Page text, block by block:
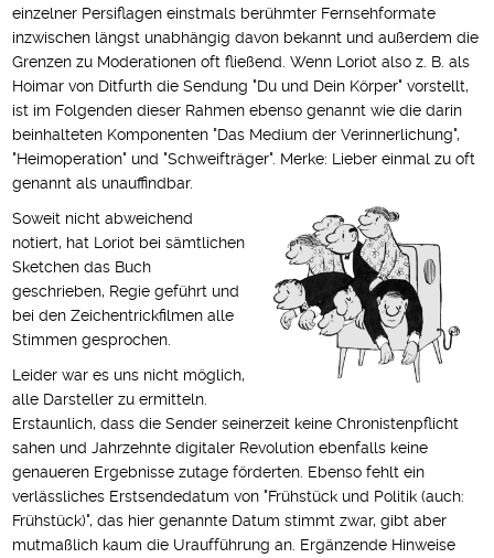
einzelner Persiflagen einstmals berühmter Fernsehformate
inzwischen längst unabhängig davon bekannt und außerdem die
Grenzen zu Moderationen oft fließend. Wenn Loriot also z. B. als
Hoimar von Ditfurth die Sendung "Du und Dein Körper" vorstellt,
ist im Folgenden dieser Rahmen ebenso genannt wie die darin
beinhalteten Komponenten "Das Medium der Verinnerlichung",
"Heimoperation" und "Schweifträger". Merke: Lieber einmal zu oft
genannt als unauffindbar.
Soweit nicht abweichend
notiert, hat Loriot bei sämtlichen
Sketchen das Buch
geschrieben, Regie geführt und
bei den Zeichentrickfilmen alle
Stimmen gesprochen.
Leider war es uns nicht möglich,
alle Darsteller zu ermitteln.
Erstaunlich, dass die Sender seinerzeit keine Chronistenpflicht
sahen und Jahrzehnte digitaler Revolution ebenfalls keine
genaueren Ergebnisse zutage förderten. Ebenso fehlt ein
verlässliches Erstsendedatum von "Frühstück und Politik (auch:
Frühstück)", das hier genannte Datum stimmt zwar, gibt aber
mutmaßlich kaum die Uraufführung an. Ergänzende Hinweise